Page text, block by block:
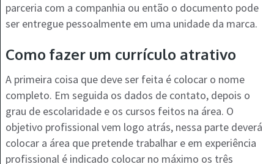
parceria com a companhia ou então o documento pode
ser entregue pessoalmente em uma unidade da marca.
Como fazer um currículo atrativo
A primeira coisa que deve ser feita é colocar o nome
completo. Em seguida os dados de contato, depois o
grau de escolaridade e os cursos feitos na área. O
objetivo profissional vem logo atrás, nessa parte deverá
colocar a área que pretende trabalhar e em experiência
profissional é indicado colocar no máximo os três